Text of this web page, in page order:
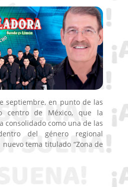
septiembre, en punto de las
centro de México, que la
consolidado como una de las
del género regional
tema titulado “Zona de